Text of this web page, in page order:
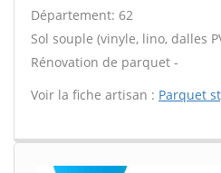
Département: 62
Sol souple (vinyle, lino, dalles
Rénovation de parquet -
Voir la fiche artisan : Parquet